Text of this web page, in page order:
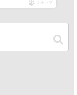
ポチップ